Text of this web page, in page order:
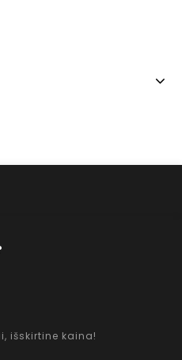
išskirtine kaina!